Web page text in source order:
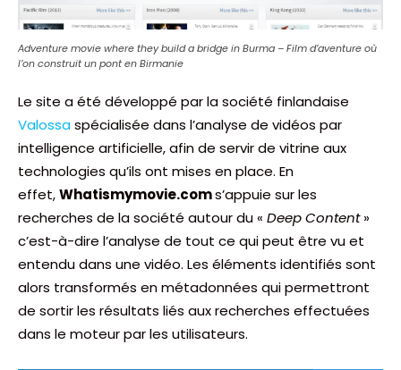
Adventure movie where they build a bridge in Burma – Film d’aventure où
l’on construit un pont en Birmanie
Le site a été développé par la société finlandaise
Valossaspécialisée dans l’analyse de vidéos par
intelligence artificielle, afin de servir de vitrine aux
technologies qu’ils ont mises en place. En
effet,Whatismymovie.coms’appuie sur les
recherches de la société autour du « Deep Content»
c’est-à-dire l’analyse de tout ce qui peut être vu et
entendu dans une vidéo. Les éléments identifiés sont
alors transformés en métadonnées qui permettront
de sortir les résultats liés aux recherches effectuées
dans le moteur par les utilisateurs.